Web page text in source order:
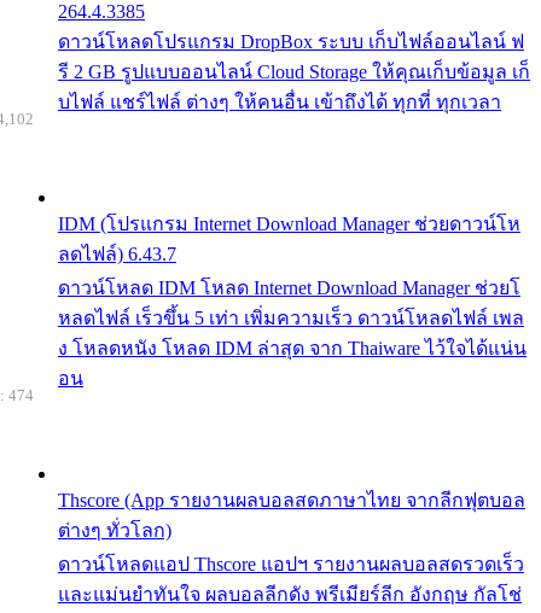
264.4.3385
ดาวน์โหลดโปรแกรม DropBox ระบบ เก็บไฟล์ออนไลน์ ฟ
รี 2 GB รูปแบบออนไลน์ Cloud Storage ให้คุณเก็บข้อมูล เก็
บไฟล์ แชร์ไฟล์ ต่างๆ ให้คนอื่น เข้าถึงได้ ทุกที่ ทุกเวลา
IDM (โปรแกรม Internet Download Manager ช่วยดาวน์โห
ลดไฟล์) 6.43.7
ดาวน์โหลด IDM โหลด Internet Download Manager ช่วยโ
หลดไฟล์ เร็วขึ้น 5 เท่า เพิ่มความเร็ว ดาวน์โหลดไฟล์ เพล
ง โหลดหนัง โหลด IDM ล่าสุด จาก Thaiware ไว้ใจได้แน่น
อน
Thscore (App รายงานผลบอลสดภาษาไทย จากลีกฟุตบอล
ต่างๆ ทั่วโลก)
ดาวน์โหลดแอป Thscore แอปฯ รายงานผลบอลสดรวดเร็ว
และแม่นยำทันใจ ผลบอลลีกดัง พรีเมียร์ลีก อังกฤษ กัลโช่
474